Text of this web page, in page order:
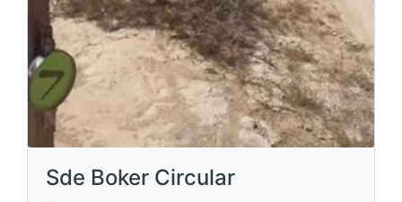
Sde Boker Circular